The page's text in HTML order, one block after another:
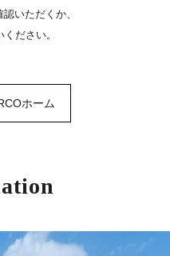
いただくか、
ださい。
ホーム